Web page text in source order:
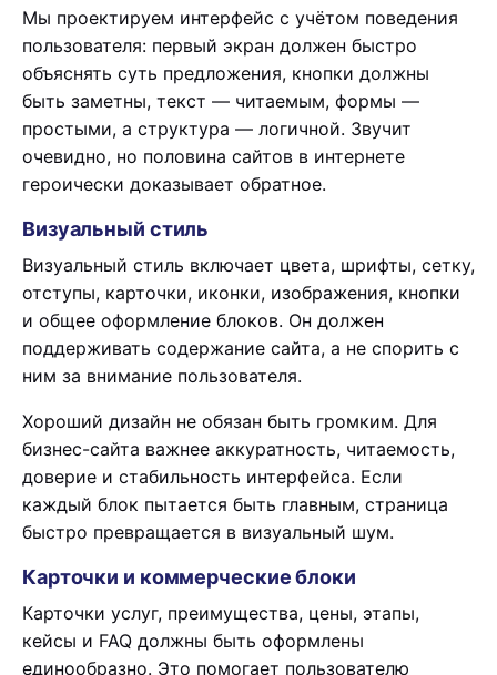
Мы проектируем интерфейс с учётом поведения
пользователя: первый экран должен быстро
объяснять суть предложения, кнопки должны
быть заметны, текст — читаемым, формы —
простыми, а структура — логичной. Звучит
очевидно, но половина сайтов в интернете
героически доказывает обратное.
Визуальный стиль
Визуальный стиль включает цвета, шрифты, сетку,
отступы, карточки, иконки, изображения, кнопки
и общее оформление блоков. Он должен
поддерживать содержание сайта, а не спорить с
ним за внимание пользователя.
Хороший дизайн не обязан быть громким. Для
бизнес-сайта важнее аккуратность, читаемость,
доверие и стабильность интерфейса. Если
каждый блок пытается быть главным, страница
быстро превращается в визуальный шум.
Карточки и коммерческие блоки
Карточки услуг, преимущества, цены, этапы,
кейсы и FAQ должны быть оформлены
единообразно. Это помогает пользователю